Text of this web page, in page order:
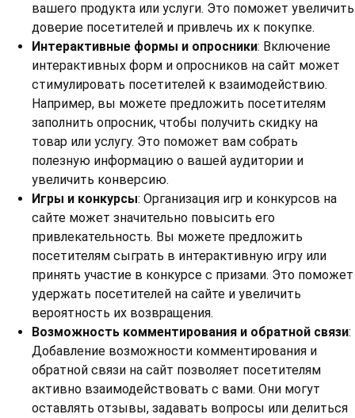
вашего продукта или услуги. Это поможет увеличить
доверие посетителей и привлечь их к покупке.
Интерактивные формы и опросники: Включение
интерактивных форм и опросников на сайт может
стимулировать посетителей к взаимодействию.
Например, вы можете предложить посетителям
заполнить опросник, чтобы получить скидку на
товар или услугу. Это поможет вам собрать
полезную информацию о вашей аудитории и
увеличить конверсию.
Игры и конкурсы: Организация игр и конкурсов на
сайте может значительно повысить его
привлекательность. Вы можете предложить
посетителям сыграть в интерактивную игру или
принять участие в конкурсе с призами. Это поможет
удержать посетителей на сайте и увеличить
вероятность их возвращения.
Возможность комментирования и обратной связи:
Добавление возможности комментирования и
обратной связи на сайт позволяет посетителям
активно взаимодействовать с вами. Они могут
оставлять отзывы, задавать вопросы или делиться